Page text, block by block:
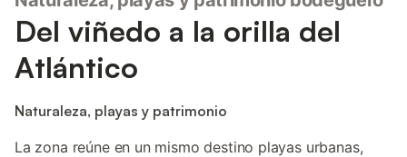
Del viñedo a la orilla del
Atlántico
Naturaleza, playas y patrimonio
La zona reúne en un mismo destino playas urbanas,